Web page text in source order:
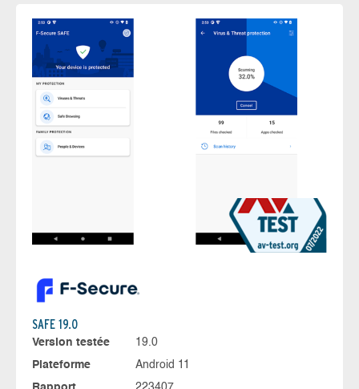
SAFE 19.0
Version testée
19.0
Plateforme
Android 11